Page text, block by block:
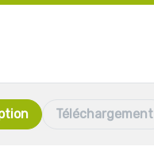
Téléchargement